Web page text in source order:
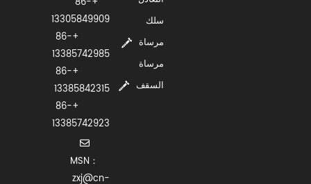
سلك
مرساة
مرساة
السقف
13305849909
+86-
13385742985
+86-
13385842315
+86-
13385742923
MSN：
zxj@cn-